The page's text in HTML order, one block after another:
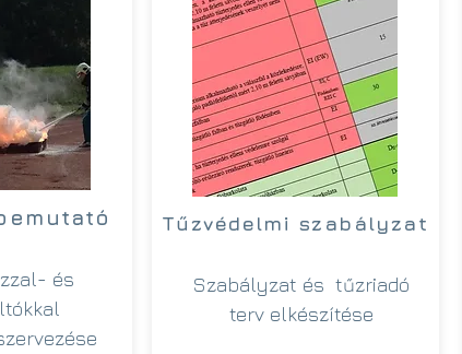
és
Tűzvédelmi szabályzat
Szabályzat és tűzriadó
terv elkészítése